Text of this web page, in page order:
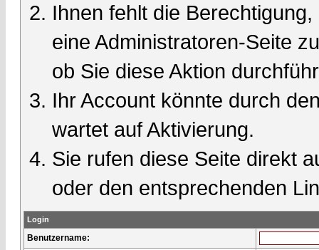
Ihnen fehlt die
eine Administratoren-Seite
ob Sie diese Aktion
Ihr Account könnte durch
wartet auf Aktivierung.
Sie rufen diese Seite direkt
oder den entsprechenden
Login
Benutzername: